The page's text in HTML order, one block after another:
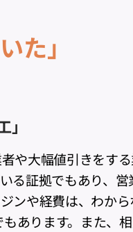
た」
や大幅値引きをす
る証拠でもあり、
ンや経費は、わか
あります。また、